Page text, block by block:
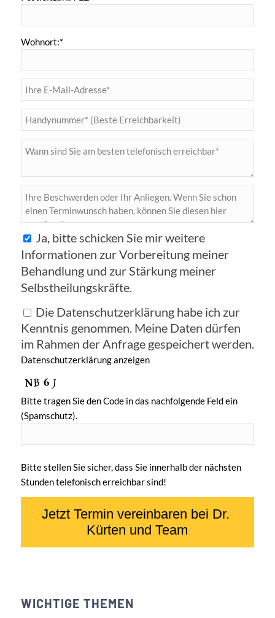
Wohnort:*
Ja, bitte schicken Sie mir weitere
Informationen zur Vorbereitung meiner
Behandlung und zur Stärkung meiner
Selbstheilungskräfte.
Die Datenschutzerklärung habe ich zur
Kenntnis genommen. Meine Daten dürfen
im Rahmen der Anfrage gespeichert werden.
Datenschutzerklärung anzeigen
Bitte tragen Sie den Code in das nachfolgende Feld ein
(Spamschutz).
Bitte stellen Sie sicher, dass Sie innerhalb der nächsten
Stunden telefonisch erreichbar sind!
WICHTIGE THEMEN